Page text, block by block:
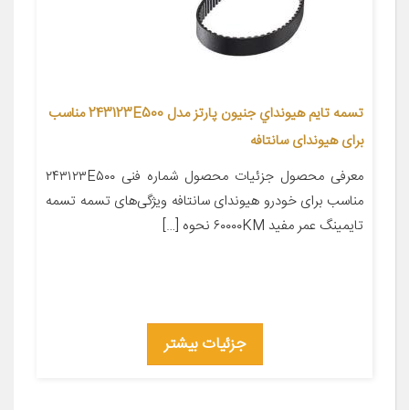
تسمه تایم هيونداي جنیون پارتز مدل 243123E500 مناسب
برای هیوندای سانتافه
معرفی محصول جزئیات محصول شماره فنی ۲۴۳۱۲۳E۵۰۰
مناسب برای خودرو هیوندای سانتافه ویژگی‌های تسمه تسمه
تایمینگ عمر مفید ۶۰۰۰۰KM نحوه […]
جزئیات بیشتر